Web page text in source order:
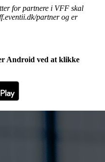
for partnere i VFF skal
partner og er
Android ved at klikke